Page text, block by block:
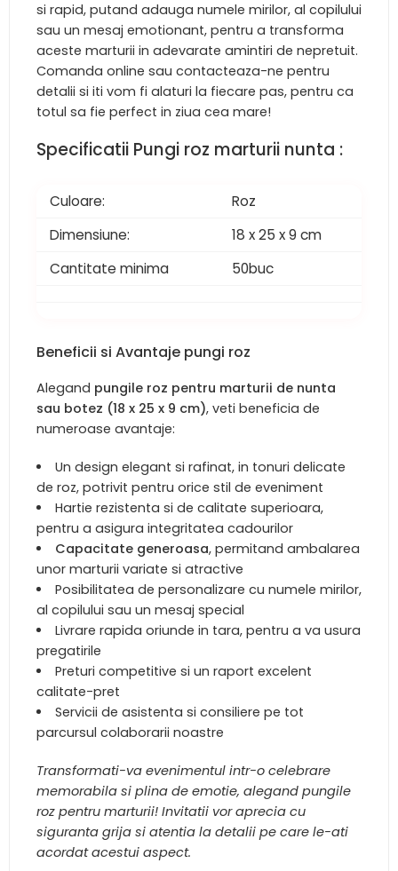
si rapid, putand adauga numele mirilor, al copilului
sau un mesaj emotionant, pentru a transforma
aceste marturii in adevarate amintiri de nepretuit.
Comanda online sau contacteaza-ne pentru
detalii si iti vom fi alaturi la fiecare pas, pentru ca
totul sa fie perfect in ziua cea mare!
Specificatii Pungi roz marturii nunta :
Culoare:
Roz
Dimensiune:
18 x 25 x 9 cm
Cantitate minima
50buc
Beneficii si Avantaje pungi roz
Alegand pungile roz pentru marturii de nunta
sau botez (18 x 25 x 9 cm), veti beneficia de
numeroase avantaje:
Un design elegant si rafinat, in tonuri delicate
de roz, potrivit pentru orice stil de eveniment
Hartie rezistenta si de calitate superioara,
pentru a asigura integritatea cadourilor
Capacitate generoasa, permitand ambalarea
unor marturii variate si atractive
Posibilitatea de personalizare cu numele mirilor,
al copilului sau un mesaj special
Livrare rapida oriunde in tara, pentru a va usura
pregatirile
Preturi competitive si un raport excelent
calitate-pret
Servicii de asistenta si consiliere pe tot
parcursul colaborarii noastre
Transformati-va evenimentul intr-o celebrare
memorabila si plina de emotie, alegand pungile
roz pentru marturii! Invitatii vor aprecia cu
siguranta grija si atentia la detalii pe care le-ati
acordat acestui aspect.